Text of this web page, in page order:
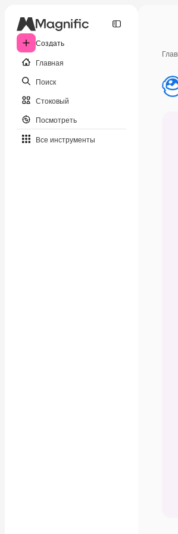
Создать
Главная
Поиск
Стоковый
Посмотреть
Все инструменты